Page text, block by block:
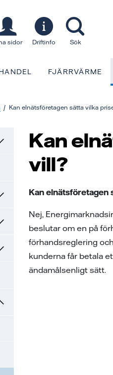
sidor Driftinfo Sök
FJÄRRVÄRME
Kan elnätsföretagen sätta vilka
Kan
vill?
Kan elnätsföretagen
Nej,
beslutar om en på
förhandsreglering
kunderna får betala
ändamålsenligt sätt.